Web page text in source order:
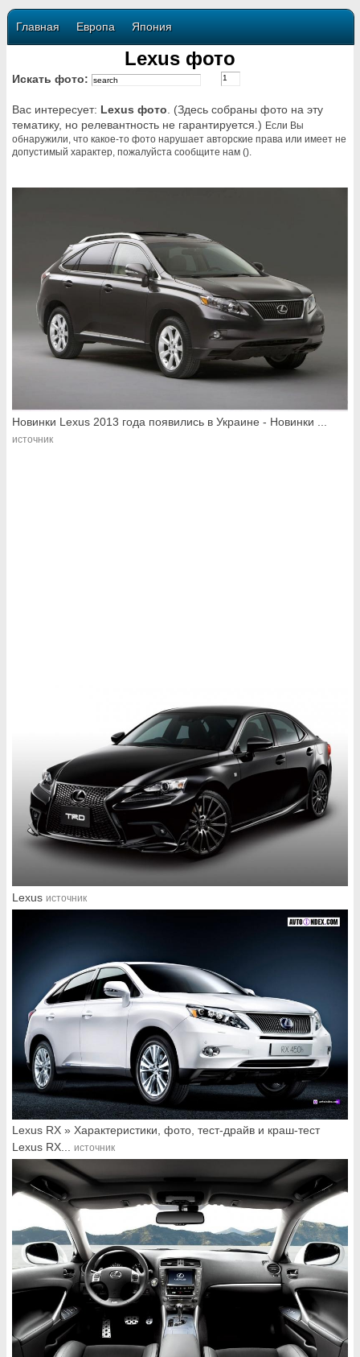
Главная Европа Япония
Lexus фото
Искать фото:
Вас интересует: Lexus фото . (Здесь собраны фото на эту
тематику, но релевантность не гарантируется.) Если Вы
обнаружили, что какое-то фото нарушает авторские права или имеет не
допустимый характер, пожалуйста сообщите нам ().
Новинки Lexus 2013 года появились в Украине - Новинки ...
источник
Lexus источник
Lexus RX » Характеристики, фото, тест-драйв и краш-тест
Lexus RX...
источник